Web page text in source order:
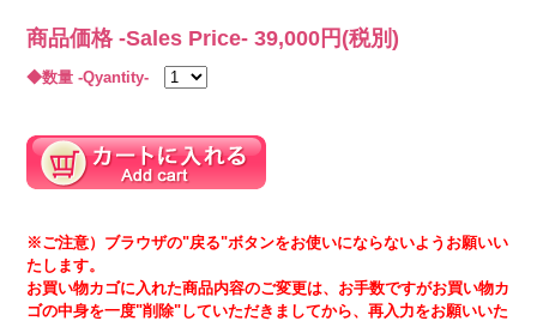
商品価格 -Sales Price-39,000 円(税別)
◆数量 -Qyantity-
※ご注意）ブラウザの"戻る"ボタンをお使いにならないようお願いい
たします。
お買い物カゴに入れた商品内容のご変更は、お手数ですがお買い物カ
ゴの中身を一度"削除"していただきましてから、再入力をお願いいた